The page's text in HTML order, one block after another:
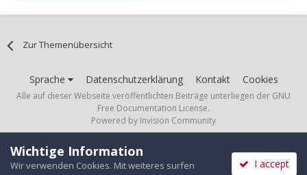
Zur Themenübersicht
Sprache Datenschutzerklärung Kontakt Cookies
Alle auf dieser Webseite veröffentlichten Beiträge unterliegen der GNU
Free Documentation License.
Powered by Invision Community
Wichtige Information
Wir verwenden Cookies. Mit weiteres surfen
I accept